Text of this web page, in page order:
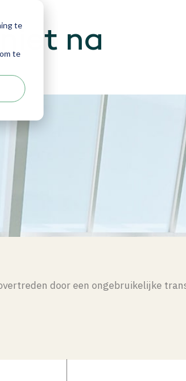
te
te
na
door een ongebruikelijke